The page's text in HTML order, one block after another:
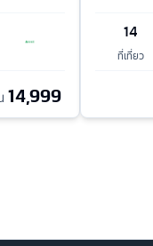
14,999
14
ที่เที่ยว